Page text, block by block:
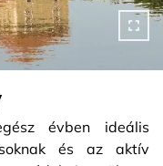
évben ideális
és az aktív